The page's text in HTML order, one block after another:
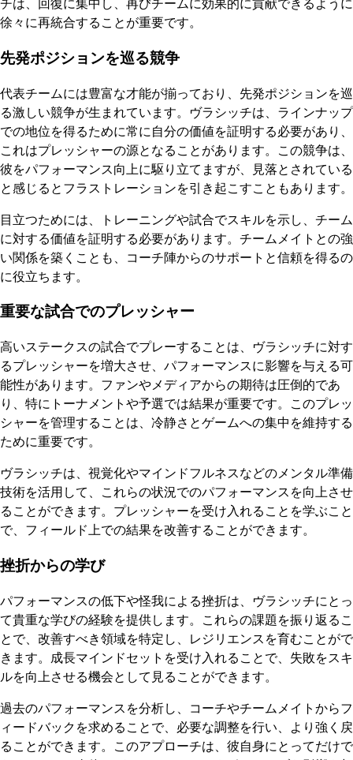
チは、回復に集中し、再びチームに効果的に貢献できるように
徐々に再統合することが重要です。
先発ポジションを巡る競争
代表チームには豊富な才能が揃っており、先発ポジションを巡
る激しい競争が生まれています。ヴラシッチは、ラインナップ
での地位を得るために常に自分の価値を証明する必要があり、
これはプレッシャーの源となることがあります。この競争は、
彼をパフォーマンス向上に駆り立てますが、見落とされている
と感じるとフラストレーションを引き起こすこともあります。
目立つためには、トレーニングや試合でスキルを示し、チーム
に対する価値を証明する必要があります。チームメイトとの強
い関係を築くことも、コーチ陣からのサポートと信頼を得るの
に役立ちます。
重要な試合でのプレッシャー
高いステークスの試合でプレーすることは、ヴラシッチに対す
るプレッシャーを増大させ、パフォーマンスに影響を与える可
能性があります。ファンやメディアからの期待は圧倒的であ
り、特にトーナメントや予選では結果が重要です。このプレッ
シャーを管理することは、冷静さとゲームへの集中を維持する
ために重要です。
ヴラシッチは、視覚化やマインドフルネスなどのメンタル準備
技術を活用して、これらの状況でのパフォーマンスを向上させ
ることができます。プレッシャーを受け入れることを学ぶこと
で、フィールド上での結果を改善することができます。
挫折からの学び
パフォーマンスの低下や怪我による挫折は、ヴラシッチにとっ
て貴重な学びの経験を提供します。これらの課題を振り返るこ
とで、改善すべき領域を特定し、レジリエンスを育むことがで
きます。成長マインドセットを受け入れることで、失敗をスキ
ルを向上させる機会として見ることができます。
過去のパフォーマンスを分析し、コーチやチームメイトからフ
ィードバックを求めることで、必要な調整を行い、より強く戻
ることができます。このアプローチは、彼自身にとってだけで